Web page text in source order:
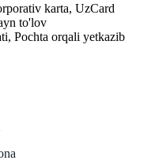
karta, UzCard
to'lov
Pochta orqali yetkazib